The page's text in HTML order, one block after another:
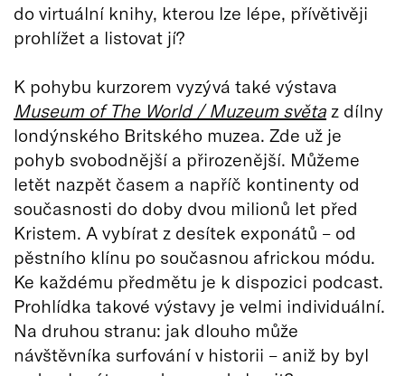
do virtuální knihy, kterou lze lépe, přívětivěji
prohlížet a listovat jí?
K pohybu kurzorem vyzývá také výstava
Museum of The World / Muzeum světa z dílny
londýnského Britského muzea. Zde už je
pohyb svobodnější a přirozenější. Můžeme
letět nazpět časem a napříč kontinenty od
současnosti do doby dvou milionů let před
Kristem. A vybírat z desítek exponátů – od
pěstního klínu po současnou africkou módu.
Ke každému předmětu je k dispozici podcast.
Prohlídka takové výstavy je velmi individuální.
Na druhou stranu: jak dlouho může
návštěvníka surfování v historii – aniž by byl